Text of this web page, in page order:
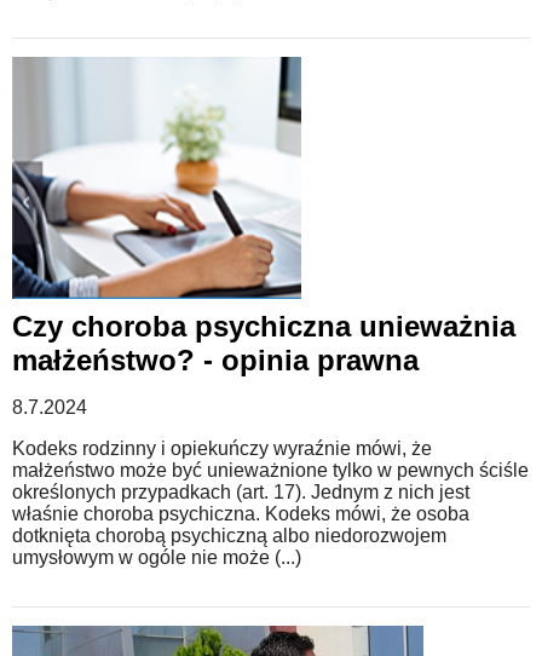
Czy choroba psychiczna unieważnia
małżeństwo? - opinia prawna
8.7.2024
Kodeks rodzinny i opiekuńczy wyraźnie mówi, że
małżeństwo może być unieważnione tylko w pewnych ściśle
określonych przypadkach (art. 17). Jednym z nich jest
właśnie choroba psychiczna. Kodeks mówi, że osoba
dotknięta chorobą psychiczną albo niedorozwojem
umysłowym w ogóle nie może (...)